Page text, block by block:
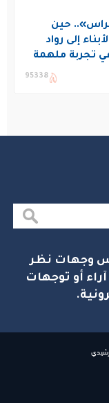
حين
إلى رواد
تجربة ملهمة
الصيفي95338
وجهات نظر
أو توجهات